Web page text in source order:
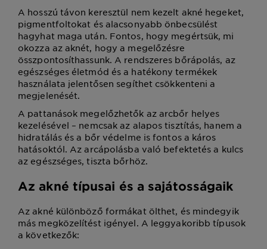
A hosszú távon keresztül nem kezelt akné hegeket,
pigmentfoltokat és alacsonyabb önbecsülést
hagyhat maga után. Fontos, hogy megértsük, mi
okozza az aknét, hogy a megelőzésre
összpontosíthassunk. A rendszeres bőrápolás, az
egészséges életmód és a hatékony termékek
használata jelentősen segíthet csökkenteni a
megjelenését.
A pattanások megelőzhetők az arcbőr helyes
kezelésével – nemcsak az alapos tisztítás, hanem a
hidratálás és a bőr védelme is fontos a káros
hatásoktól. Az arcápolásba való befektetés a kulcs
az egészséges, tiszta bőrhöz.
Az akné típusai és a sajátosságaik
Az akné különböző formákat ölthet, és mindegyik
más megközelítést igényel. A leggyakoribb típusok
a következők: